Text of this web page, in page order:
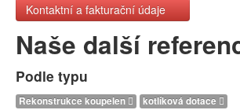
Kontaktní a fakturační údaje
Naše další
Podle typu
Rekonstrukce koupelen
kotlíková dotace